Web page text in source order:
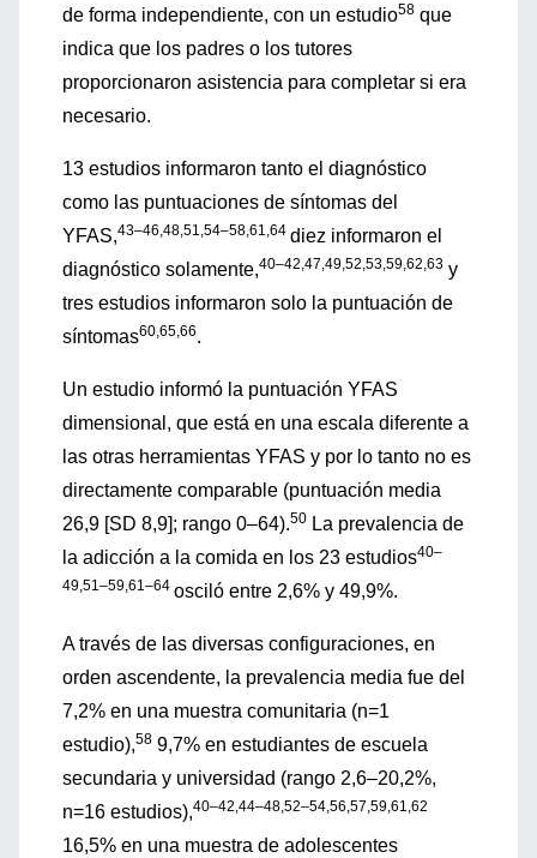
de forma independiente, con un estudio58 que
indica que los padres o los tutores
proporcionaron asistencia para completar si era
necesario.
13 estudios informaron tanto el diagnóstico
como las puntuaciones de síntomas del
YFAS,43–46,48,51,54–58,61,64 diez informaron el
diagnóstico solamente,40–42,47,49,52,53,59,62,63 y
tres estudios informaron solo la puntuación de
síntomas60,65,66.
Un estudio informó la puntuación YFAS
dimensional, que está en una escala diferente a
las otras herramientas YFAS y por lo tanto no es
directamente comparable (puntuación media
26,9 [SD 8,9]; rango 0–64).50 La prevalencia de
la adicción a la comida en los 23 estudios40–
49,51–59,61–64 osciló entre 2,6% y 49,9%.
A través de las diversas configuraciones, en
orden ascendente, la prevalencia media fue del
7,2% en una muestra comunitaria (n=1
estudio),58 9,7% en estudiantes de escuela
secundaria y universidad (rango 2,6–20,2%,
n=16 estudios),40–42,44–48,52–54,56,57,59,61,62
16,5% en una muestra de adolescentes